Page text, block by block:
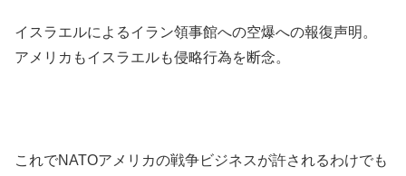
イスラエルによるイラン領事館への空爆への報復声明。
アメリカもイスラエルも侵略行為を断念。
これでNATOアメリカの戦争ビジネスが許されるわけでも